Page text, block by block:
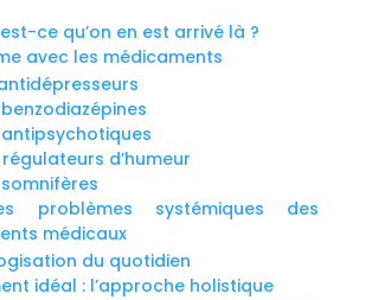
ce qu’on en est arrivé là ?
avec les médicaments
benzodiazépines
antipsychotiques
régulateurs d’humeur
somnifères
problèmes systémiques des
médicaux
du quotidien
idéal : l’approche holistique